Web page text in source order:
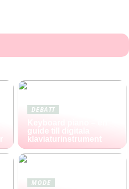
DEBATT
guide till digitala
klaviaturinstrument
MODE